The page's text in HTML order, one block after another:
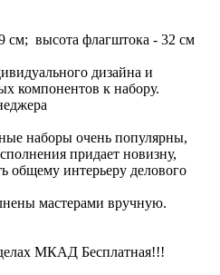
высота флагштока - 32 см
дизайна и
компонентов к набору.
наборы очень популярны,
придает новизну,
общему интерьеру делового
мастерами вручную.
МКАД Бесплатная!!!